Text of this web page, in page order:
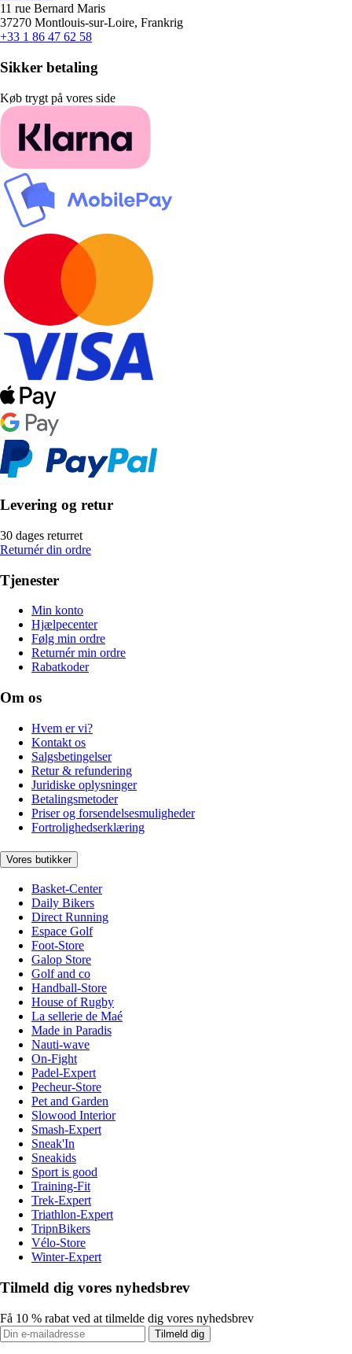
11 rue Bernard Maris
37270 Montlouis-sur-Loire, Frankrig
+33 1 86 47 62 58
Sikker betaling
Køb trygt på vores side
Levering og retur
30 dages returret
Returnér din ordre
Tjenester
Min konto
Hjælpecenter
Følg min ordre
Returnér min ordre
Rabatkoder
Om os
Hvem er vi?
Kontakt os
Salgsbetingelser
Retur & refundering
Juridiske oplysninger
Betalingsmetoder
Priser og forsendelsesmuligheder
Fortrolighedserklæring
Vores butikker
Basket-Center
Daily Bikers
Direct Running
Espace Golf
Foot-Store
Galop Store
Golf and co
Handball-Store
House of Rugby
La sellerie de Maé
Made in Paradis
Nauti-wave
On-Fight
Padel-Expert
Pecheur-Store
Pet and Garden
Slowood Interior
Smash-Expert
Sneak'In
Sneakids
Sport is good
Training-Fit
Trek-Expert
Triathlon-Expert
TripnBikers
Vélo-Store
Winter-Expert
Tilmeld dig vores nyhedsbrev
Få 10 % rabat ved at tilmelde dig vores nyhedsbrev
Tilmeld dig